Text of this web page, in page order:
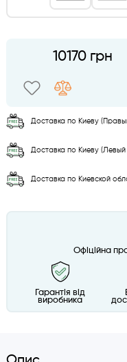
10170 грн
Доставка по Киеву
Доставка по Киеву (Левый
Доставка по Киевской
Офіційна
Гарантія від
виробника